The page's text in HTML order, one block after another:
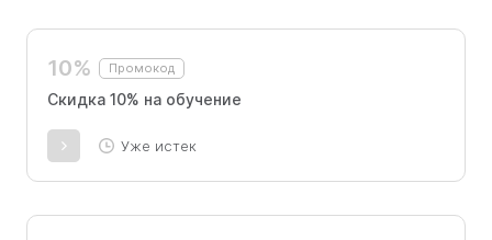
10% Промокод
Скидка 10% на обучение
Уже истек